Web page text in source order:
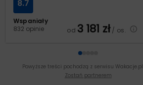
Wspaniały
832 opinie
8.7
od 3 181 zł/ os.
Powyższe treści pochodzą z serwisu Wakacje.pl
Zostań partnerem